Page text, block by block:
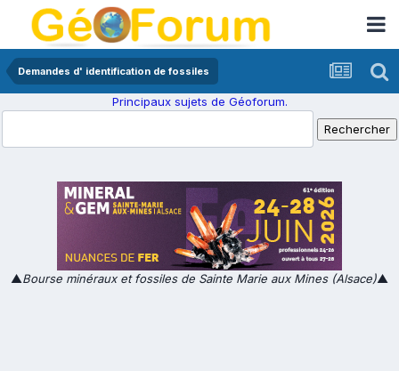
Demandes d' identification de fossiles
Principaux sujets de Géoforum.
▲Bourse minéraux et fossiles de Sainte Marie aux Mines (Alsace)▲